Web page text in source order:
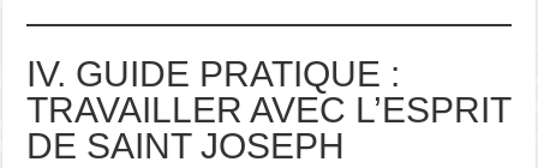
IV. GUIDE PRATIQUE :
TRAVAILLER AVEC L’ESPRIT
DE SAINT JOSEPH